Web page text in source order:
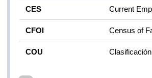
CES Current
CFOI Census of
COU